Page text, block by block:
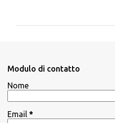
i
Modulo di contatto
Nome
Email *